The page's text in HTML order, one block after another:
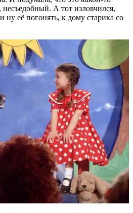
А тот изловчился,
ну её погонять, к дому старика со